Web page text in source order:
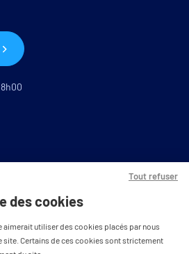
des cookies
aimerait utiliser des cookies placés par nous
site. Certains de ces cookies sont strictement
Tout refuser